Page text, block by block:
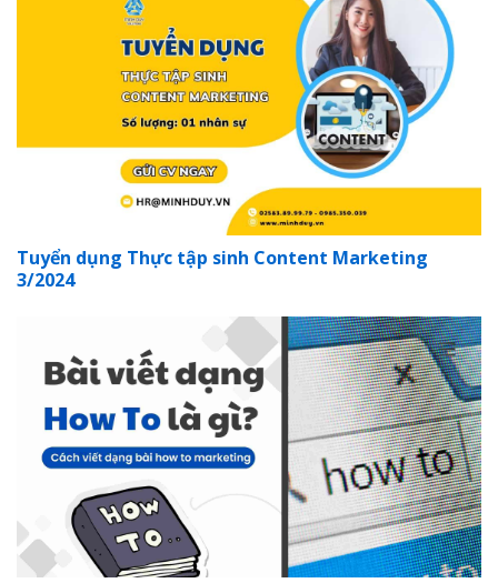
Tuyển dụng Thực tập sinh Content Marketing
3/2024